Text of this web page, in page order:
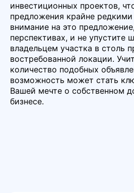
инвестиционных проектов,
предложения крайне
внимание на это
перспективах, и не упустите
владельцем участка в столь
востребованной локации.
количество подобных
возможность может стать
Вашей мечте о собственном
бизнесе.